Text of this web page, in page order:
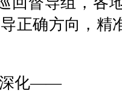
正确方向，精
化——